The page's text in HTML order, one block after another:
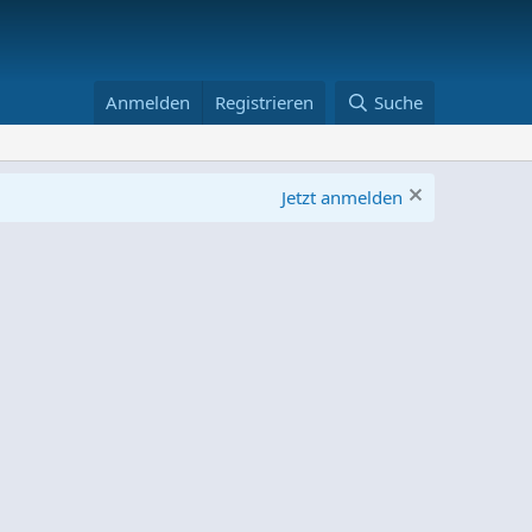
Anmelden Registrieren Suche
Jetzt anmelden